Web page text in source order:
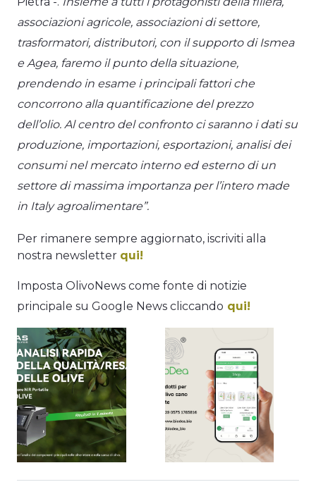
associazioni agricole, associazioni di settore,
trasformatori, distributori, con il supporto di Ismea
e Agea, faremo il punto della situazione,
prendendo in esame i principali fattori che
concorrono alla quantificazione del prezzo
dell’olio. Al centro del confronto ci saranno i dati su
produzione, importazioni, esportazioni, analisi dei
consumi nel mercato interno ed esterno di un
settore di massima importanza per l’intero made
in Italy agroalimentare”.
Per rimanere sempre aggiornato, iscriviti alla
nostra newsletter qui!
Imposta OlivoNews come fonte di notizie
principale su Google News cliccando qui!